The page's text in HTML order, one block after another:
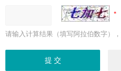
请输入计算结果（填写阿拉伯数字）